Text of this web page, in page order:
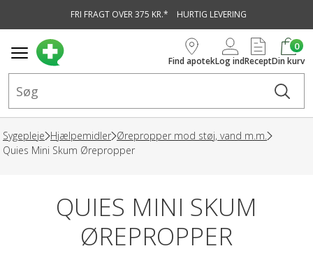
FRI FRAGT OVER 375 KR.* HURTIG LEVERING
Find apotekLog indRecept
0
Din kurv
Sygepleje Hjælpemidler Ørepropper mod støj, vand m.m.
Quies Mini Skum Ørepropper
QUIES MINI SKUM
ØREPROPPER